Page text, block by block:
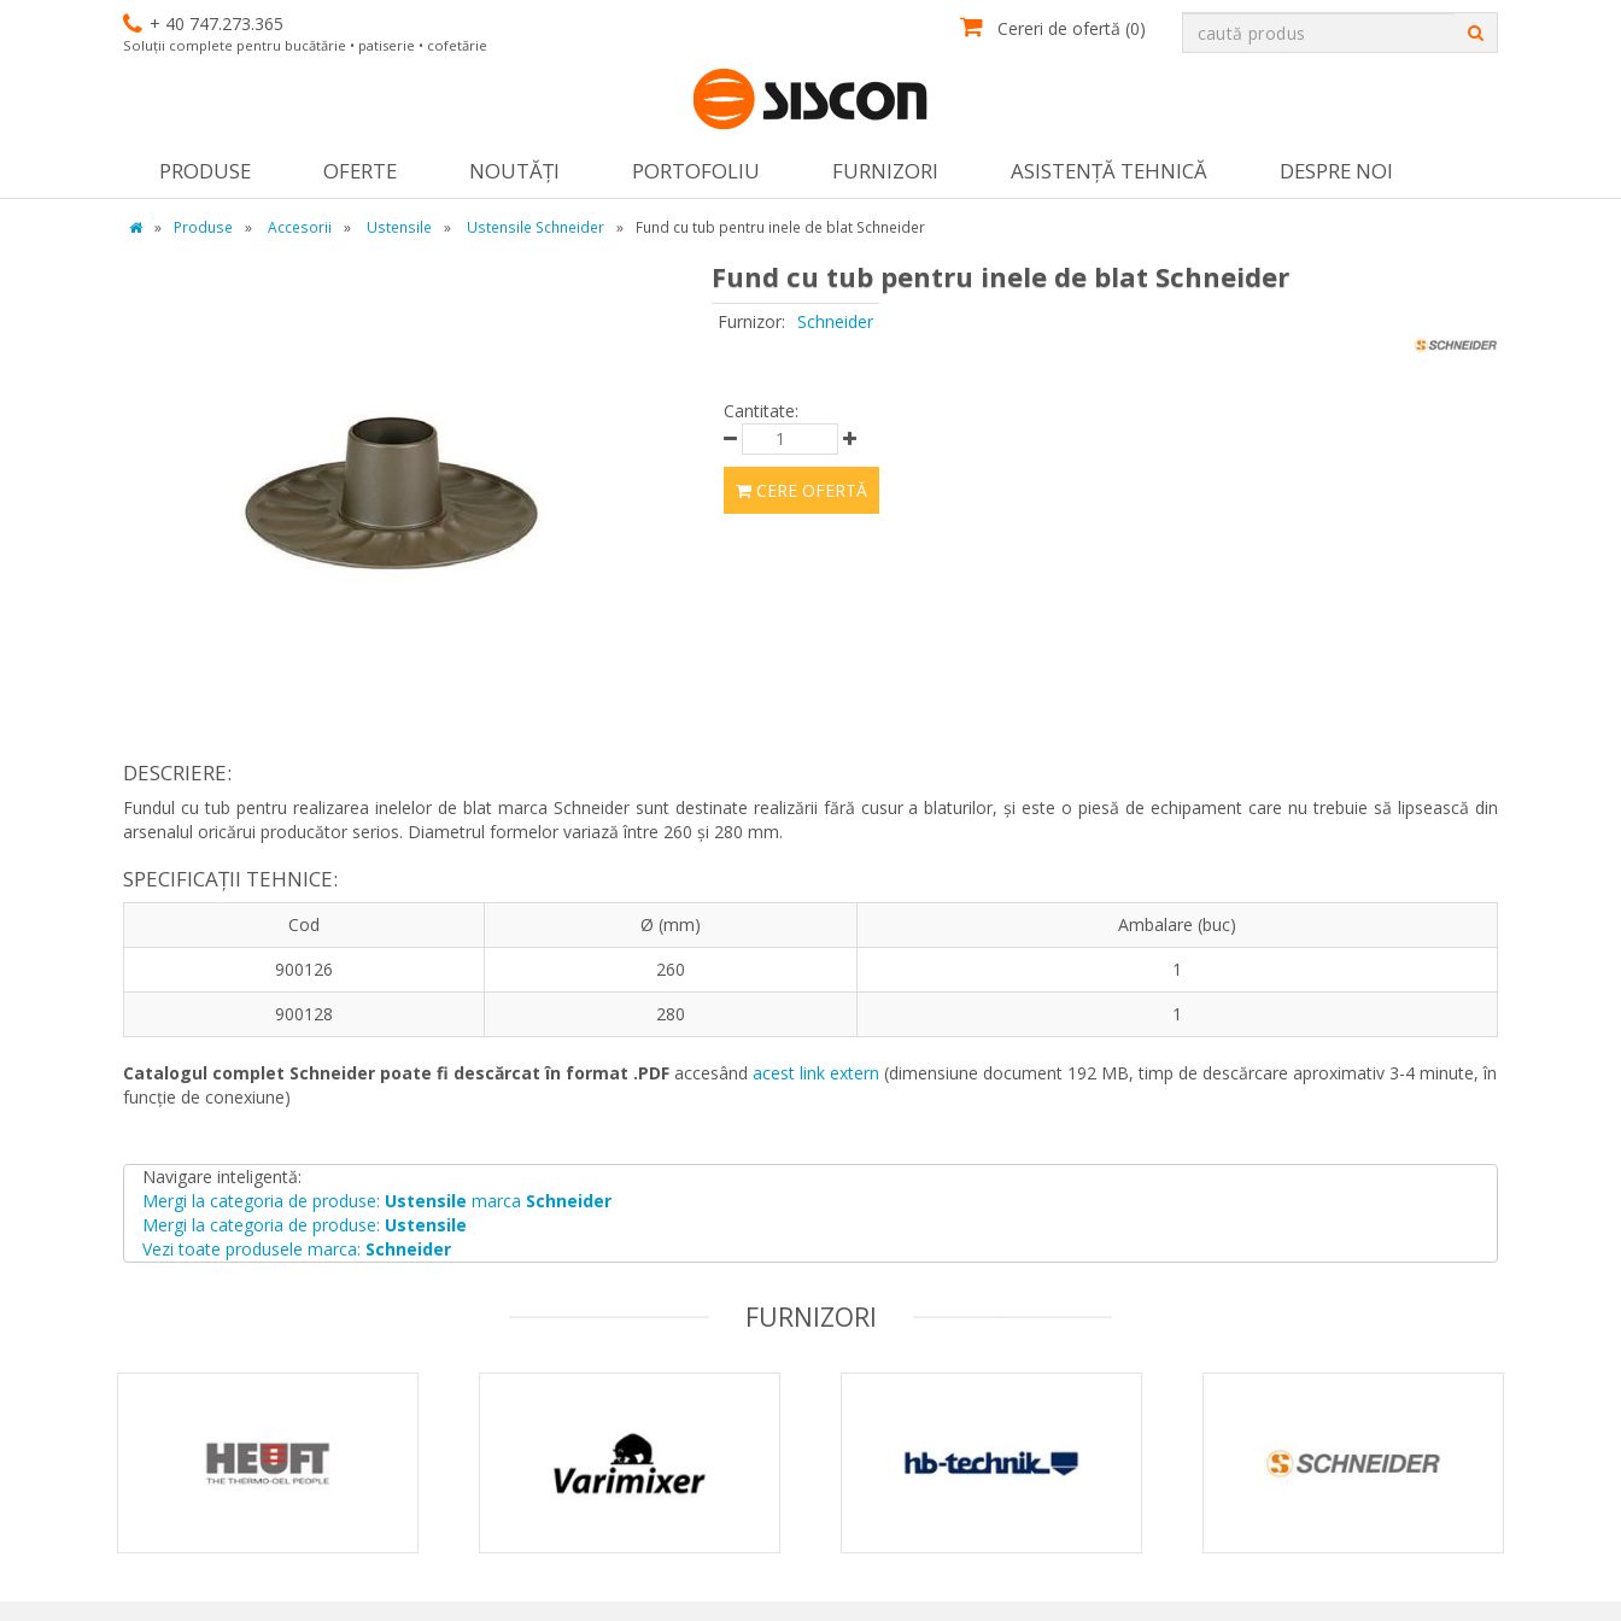
+ 40 747.273.365
Soluții complete pentru bucătărie • patiserie • cofetărie
Cereri de ofertă (0)
PRODUSE OFERTE NOUTĂŢI PORTOFOLIU FURNIZORI ASISTENȚĂ TEHNICĂ DESPRE NOI
» Produse » Accesorii » Ustensile » Ustensile Schneider » Fund cu tub pentru inele de blat Schneider
Fund cu tub pentru inele de blat Schneider
Furnizor: Schneider
Cantitate:
CERE OFERTĂ
DESCRIERE:
Fundul cu tub pentru realizarea inelelor de blat marca Schneider sunt destinate realizării fără cusur a blaturilor, și este o piesă de echipament care nu trebuie să lipsească din
arsenalul oricărui producător serios. Diametrul formelor variază între 260 și 280 mm.
SPECIFICAȚII TEHNICE:
Cod Ø (mm)
Ambalare (buc)
900126
260
1
900128
280 1
Catalogul complet Schneider poate fi descărcat în format .PDF accesând acest link extern (dimensiune document 192 MB, timp de descărcare aproximativ 3-4 minute, în
funcție de conexiune)
Navigare inteligentă:
Mergi la categoria de produse: Ustensile marca Schneider
Mergi la categoria de produse: Ustensile
Vezi toate produsele marca: Schneider
FURNIZORI